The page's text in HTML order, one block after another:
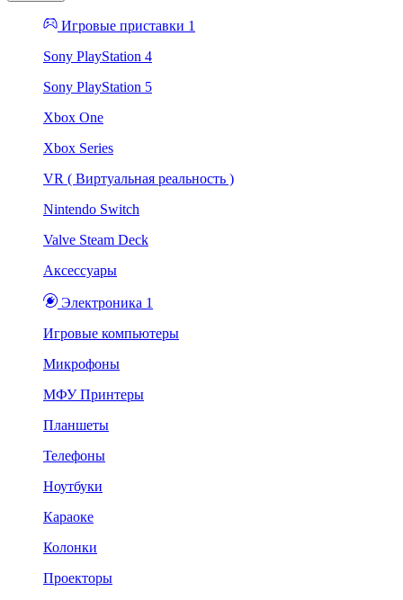
Игровые приставки 1
Sony PlayStation 4
Sony PlayStation 5
Xbox One
Xbox Series
VR ( Виртуальная реальность )
Nintendo Switch
Valve Steam Deck
Аксессуары
Электроника 1
Игровые компьютеры
Микрофоны
МФУ Принтеры
Планшеты
Телефоны
Ноутбуки
Караоке
Колонки
Проекторы